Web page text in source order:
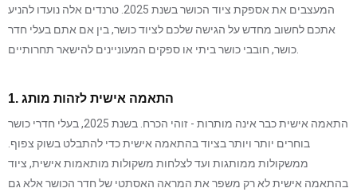
המעצבים את אספקת ציוד הכושר בשנת 2025. טרנדים אלה נועדו להניע
אתכם לחשוב מחדש על הגישה שלכם לציוד כושר, בין אם אתם בעלי חדר
1. התאמה אישית לזהות מותג
התאמה אישית כבר אינה מותרות - זוהי הכרח. בשנת 2025, בעלי חדרי כושר
בוחרים יותר ויותר בציוד בהתאמה אישית כדי להתבלט בשוק צפוף.
ממשקולות ממותגות ועד לצלחות משקולות מותאמות אישית, ציוד
בהתאמה אישית לא רק משפר את המראה האסתטי של חדר הכושר אלא גם